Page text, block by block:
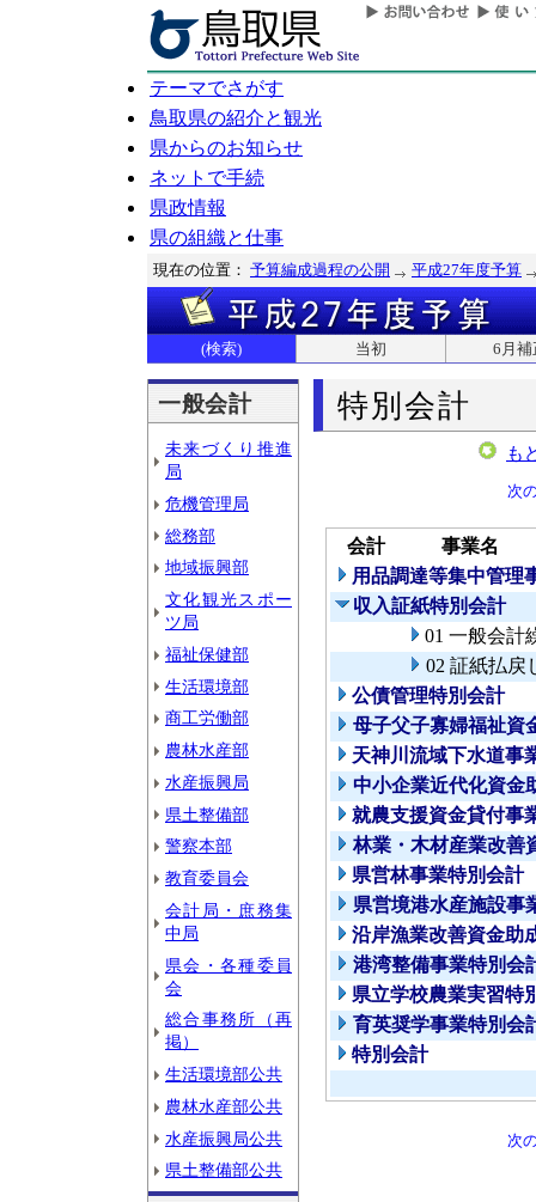
テーマでさがす
鳥取県の紹介と観光
県からのお知らせ
ネットで手続
県政情報
県の組織と仕事
現在の位置： 予算編成過程の公開 平成27年度予算
(検索) 当初 6月補
一般会計
未来づくり推進
局
危機管理局
総務部
地域振興部
文化観光スポー
ツ局
福祉保健部
生活環境部
商工労働部
農林水産部
水産振興局
県土整備部
警察本部
教育委員会
会計局・庶務集
中局
県会・各種委員
会
総合事務所（再
掲）
生活環境部公共
農林水産部公共
水産振興局公共
県土整備部公共
特別会計
も
次
会計
事業名
用品調達等集中管理
収入証紙特別会計
01 一般会計
02 証紙払戻
公債管理特別会計
母子父子寡婦福祉資
天神川流域下水道事
中小企業近代化資金
就農支援資金貸付事
林業・木材産業改善
県営林事業特別会計
県営境港水産施設事
沿岸漁業改善資金助
港湾整備事業特別会
県立学校農業実習特
育英奨学事業特別会
特別会計
次